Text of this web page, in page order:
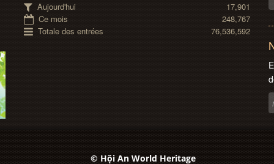
Aujourd'hui
17,901
Ce mois
248,767
Totale des entrées
76,536,592
© Hội An World Heritage